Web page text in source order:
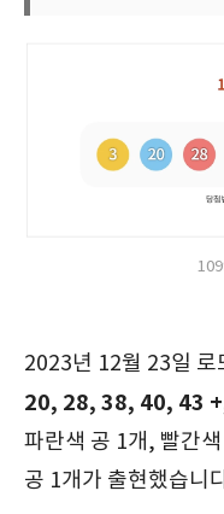
2023년 12월 23일 로
20, 28, 38, 40, 43
파란색 공 1개, 빨간
공 1개가 출현했습니